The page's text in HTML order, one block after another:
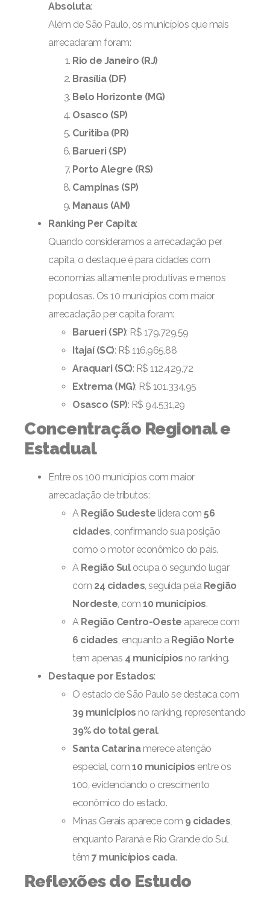
Absoluta:
Além de São Paulo, os municípios que mais
arrecadaram foram:
Rio de Janeiro (RJ)
Brasília (DF)
Belo Horizonte (MG)
Osasco (SP)
Curitiba (PR)
Barueri (SP)
Porto Alegre (RS)
Campinas (SP)
Manaus (AM)
Ranking Per Capita:
Quando consideramos a arrecadação per
capita, o destaque é para cidades com
economias altamente produtivas e menos
populosas. Os 10 municípios com maior
arrecadação per capita foram:
Barueri (SP): R$ 179.729,59
Itajaí (SC): R$ 116.965,88
Araquari (SC): R$ 112.429,72
Extrema (MG): R$ 101.334,95
Osasco (SP): R$ 94.531,29
Concentração Regional e
Estadual
Entre os 100 municípios com maior
arrecadação de tributos:
A Região Sudeste lidera com 56
cidades, confirmando sua posição
como o motor econômico do país.
A Região Sulocupa o segundo lugar
com 24 cidades, seguida pela Região
Nordeste, com 10 municípios.
A Região Centro-Oeste aparece com
6 cidades, enquanto a Região Norte
tem apenas 4 municípios no ranking.
Destaque por Estados:
O estado de São Paulo se destaca com
39 municípios no ranking, representando
39% do total geral.
Santa Catarinamerece atenção
especial, com 10 municípios entre os
100, evidenciando o crescimento
econômico do estado.
Minas Gerais aparece com 9 cidades,
enquanto Paraná e Rio Grande do Sul
têm 7 municípios cada.
Reflexões do Estudo